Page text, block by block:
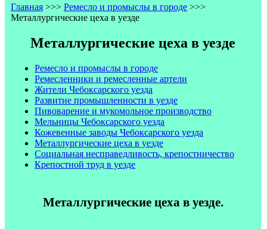
Главная >>> Ремесло и промыслы в городе >>>
Металлургические цеха в уезде
Металлургические цеха в уезде
Ремесло и промыслы в городе
Ремесленники и ремесленные артели
Жители Чебоксарского уезда
Развитие промышленности в уезде
Пивоварение и мукомольное производство
Мельницы Чебоксарского уезда
Кожевенные заводы Чебоксарского уезда
Металлургические цеха в уезде
Социальная несправедливость, крепостничество
Крепостной труд в уезде
Металлургические цеха в уезде.